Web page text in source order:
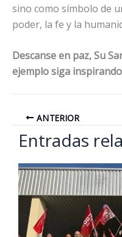
sino como símbolo de
poder, la fe y la
Descanse en paz, Su
ejemplo siga
ANTERIOR
Entradas